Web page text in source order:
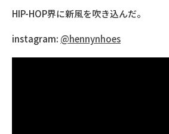
HIP-HOP界に新風を吹き込んだ。
instagram: @hennynhoes